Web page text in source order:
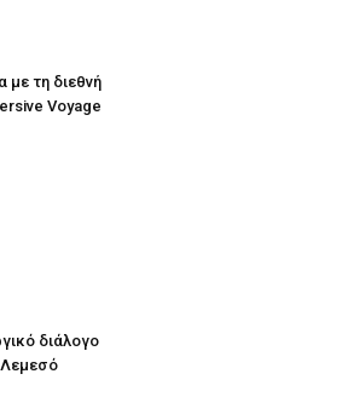
με τη διεθνή
Voyage
διάλογο
Λεμεσό